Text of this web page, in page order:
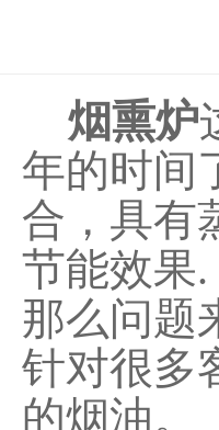
烟熏炉
年的时间
合，具有
节能效果.
那么问题
针对很多
的烟油。